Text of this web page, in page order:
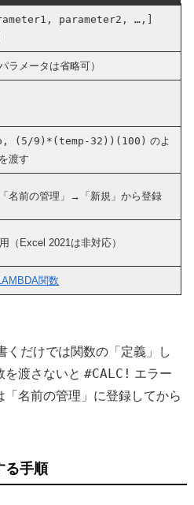
parameter2, …,]
ラメータは省略可）
(5/9)*(temp-32))(100) のよ
渡す
名前の管理」→「新規」から登録
（Excel 2021は非対応）
関数
くだけでは関数の「定義」し
を渡さないと #CALC! エラー
名前の管理」に登録してから
る手順